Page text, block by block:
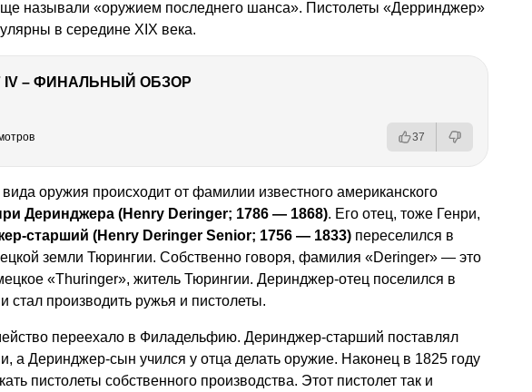
называли «оружием последнего шанса». Пистолеты «Дерринджер»
в середине XIX века.
IV – ФИНАЛЬНЫЙ ОБЗОР
37
вида оружия происходит от фамилии известного американского
Деринджера (Henry Deringer; 1786 — 1868). Его отец, тоже Генри,
старший (Henry Deringer Senior; 1756 — 1833) переселился в
земли Тюрингии. Собственно говоря, фамилия «Deringer» — это
«Thuringer», житель Тюрингии. Деринджер-отец поселился в
стал производить ружья и пистолеты.
переехало в Филадельфию. Деринджер-старший поставлял
а Деринджер-сын учился у отца делать оружие. Наконец в 1825 году
пистолеты собственного производства. Этот пистолет так и